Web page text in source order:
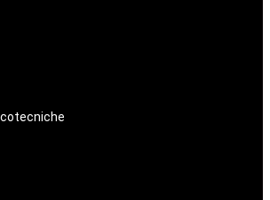
per ricostruzione unghie